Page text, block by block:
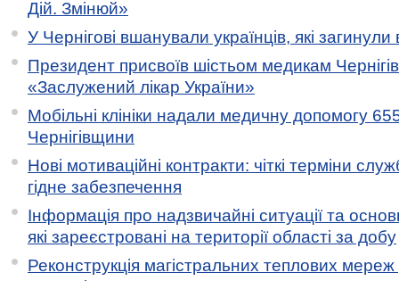
Дій. Змінюй»
У Чернігові вшанували українців, які загинули
Президент присвоїв шістьом медикам
«Заслужений лікар України»
Мобільні клініки надали медичну допомогу
Чернігівщини
Нові мотиваційні контракти: чіткі терміни
гідне забезпечення
Інформація про надзвичайні ситуації та
які зареєстровані на території області за добу
Реконструкція магістральних теплових мереж